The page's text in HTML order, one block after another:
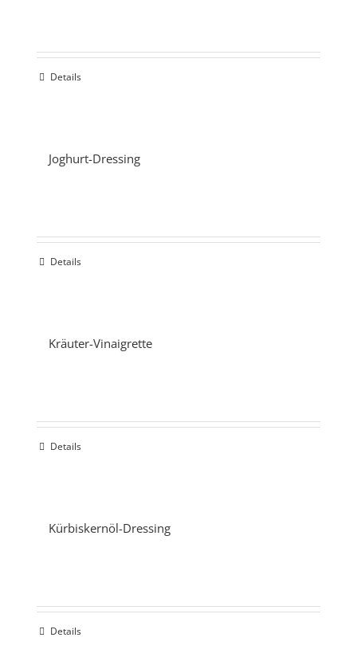
Details
Joghurt-Dressing
Details
Kräuter-Vinaigrette
Details
Kürbiskernöl-Dressing
Details